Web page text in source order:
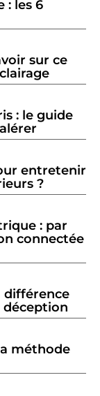
: les 6
sur ce
: le guide
entretenir
?
: par
connectée
différence
déception
méthode